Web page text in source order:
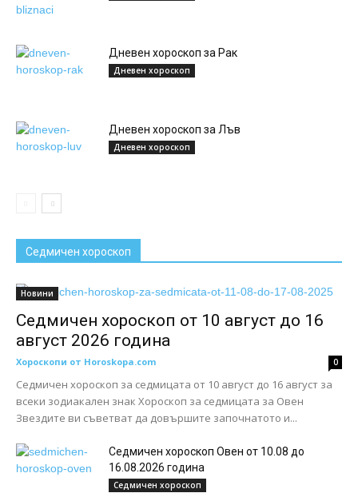
Дневен хороскоп за Рак
Дневен хороскоп
Дневен хороскоп за Лъв
Дневен хороскоп
Седмичен хороскоп
Новини
Седмичен хороскоп от 10 август до 16
август 2026 година
Хороскопи от Horoskopa.com 0
Седмичен хороскоп за седмицата от 10 август до 16 август за
всеки зодиакален знак Хороскоп за седмицата за Овен
Звездите ви съветват да довършите започнатото и...
Седмичен хороскоп Овен от 10.08 до
16.08.2026 година
Седмичен хороскоп